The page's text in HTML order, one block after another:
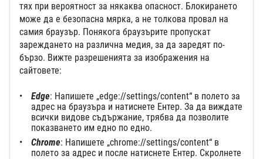
тях при вероятност за някаква опасност. Блокирането
може да е безопасна мярка, а не толкова провал на
самия браузър. Понякога браузърите пропускат
зареждането на различна медия, за да заредят по-
бързо. Вижте разрешенията за изображения на
сайтовете:
Edge: Напишете „edge://settings/content“ в полето за
адрес на браузъра и натиснете Ентер. За да виждате
всички видове съдържание, трябва да позволите
показването им едно по едно.
Chrome: Напишете „chrome://settings/content“ в
полето за адрес и после натиснете Ентер. Скролнете